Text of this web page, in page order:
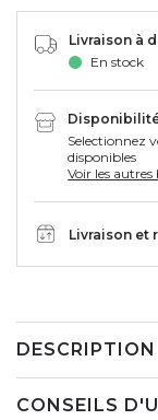
Livraison à
En stock
Selectionnez
disponibles
Voir les
Livraison et
DESCRIPTION
CONSEILS